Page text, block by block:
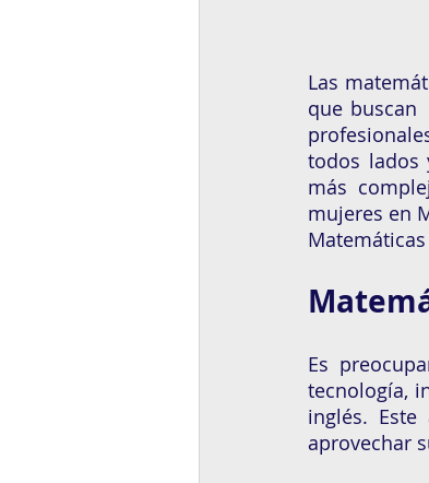
Las
que buscan
todos lados
más
mujeres en
Es
tecnología,
inglés.
aprovechar